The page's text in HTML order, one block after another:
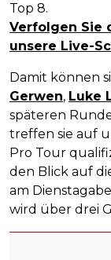
Top 8.
Verfolgen Sie
unsere Live-
Damit können
Gerwen, Luke
späteren
treffen sie auf
Pro Tour
den Blick auf
am
wird über drei